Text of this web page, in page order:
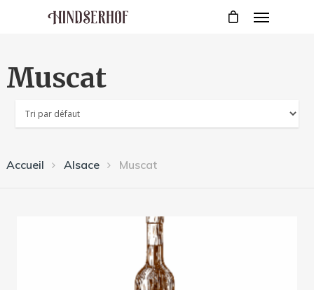
Muscat
Accueil Alsace Muscat